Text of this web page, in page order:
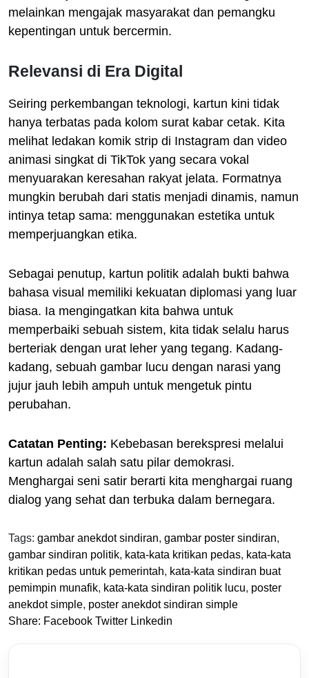
melainkan mengajak masyarakat dan pemangku
kepentingan untuk bercermin.
Relevansi di Era Digital
Seiring perkembangan teknologi, kartun kini tidak
hanya terbatas pada kolom surat kabar cetak. Kita
melihat ledakan komik strip di Instagram dan video
animasi singkat di TikTok yang secara vokal
menyuarakan keresahan rakyat jelata. Formatnya
mungkin berubah dari statis menjadi dinamis, namun
intinya tetap sama: menggunakan estetika untuk
memperjuangkan etika.
Sebagai penutup, kartun politik adalah bukti bahwa
bahasa visual memiliki kekuatan diplomasi yang luar
biasa. Ia mengingatkan kita bahwa untuk
memperbaiki sebuah sistem, kita tidak selalu harus
berteriak dengan urat leher yang tegang. Kadang-
kadang, sebuah gambar lucu dengan narasi yang
jujur jauh lebih ampuh untuk mengetuk pintu
perubahan.
Catatan Penting: Kebebasan berekspresi melalui
kartun adalah salah satu pilar demokrasi.
Menghargai seni satir berarti kita menghargai ruang
dialog yang sehat dan terbuka dalam bernegara.
Tags: gambar anekdot sindiran, gambar poster sindiran,
gambar sindiran politik, kata-kata kritikan pedas, kata-kata
kritikan pedas untuk pemerintah, kata-kata sindiran buat
pemimpin munafik, kata-kata sindiran politik lucu, poster
anekdot simple, poster anekdot sindiran simple
Share: Facebook Twitter Linkedin